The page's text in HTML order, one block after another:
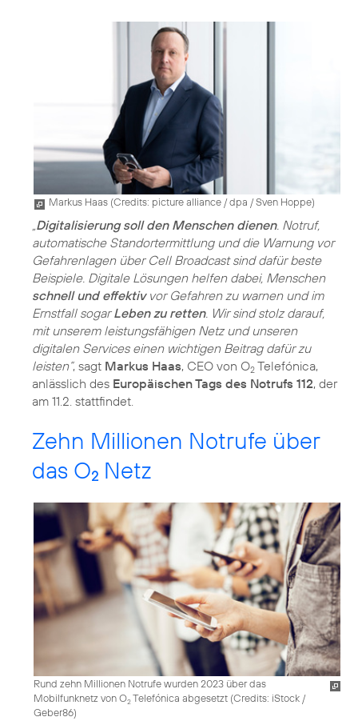
Markus Haas (Credits: picture alliance / dpa / Sven Hoppe)
„Digitalisierung soll den Menschen dienen. Notruf,
automatische Standortermittlung und die Warnung vor
Gefahrenlagen über Cell Broadcast sind dafür beste
Beispiele. Digitale Lösungen helfen dabei, Menschen
schnell und effektivvor Gefahren zu warnen und im
Ernstfall sogarLeben zu retten. Wir sind stolz darauf,
mit unserem leistungsfähigen Netz und unseren
digitalen Services einen wichtigen Beitrag dafür zu
leisten“, sagt Markus Haas, CEO von O2 Telefónica,
anlässlich des Europäischen Tags des Notrufs 112, der
am 11.2. stattfindet.
Zehn Millionen Notrufe über
das O2 Netz
Rund zehn Millionen Notrufe wurden 2023 über das
Mobilfunknetz von O2Telefónica abgesetzt (Credits: iStock /
Geber86)